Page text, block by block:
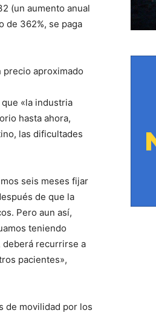
(un aumento anual
de 362%, se paga
precio aproximado
«la industria
hasta ahora,
las dificultades
seis meses fijar
de que la
Pero aun así,
teniendo
deberá recurrirse a
pacientes»,
de movilidad por los